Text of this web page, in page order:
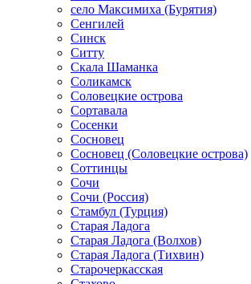
село Максимиха (Бурятия)
Сенгилей
Синск
Ситту
Скала Шаманка
Соликамск
Соловецкие острова
Сортавала
Сосенки
Сосновец
Сосновец (Соловецкие острова)
Соттинцы
Сочи
Сочи (Россия)
Стамбул (Турция)
Старая Ладога
Старая Ладога (Волхов)
Старая Ладога (Тихвин)
Старочеркасская